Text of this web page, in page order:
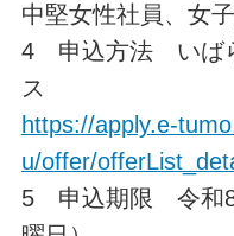
中堅女性社員、女
4 申込方法 いば
ス
https://apply.e-
u/offer/
5 申込期限 令和8